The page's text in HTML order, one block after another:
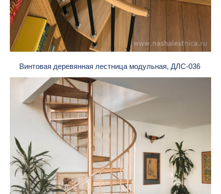
Винтовая деревянная лестница модульная, ДЛС-036